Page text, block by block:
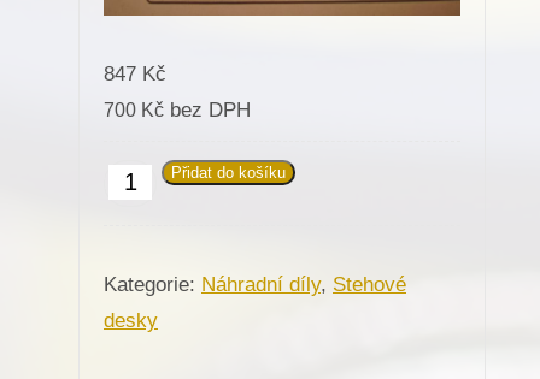
847 Kč
700 Kč bez DPH
Stehová
na
cik-
Přidat do košíku
Kategorie: Náhradní díly, Stehové
desky